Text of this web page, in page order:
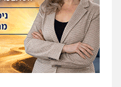
עו"ד
פלילי